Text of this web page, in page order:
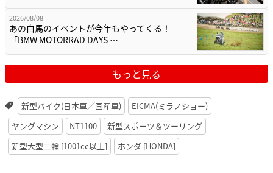
2026/08/08
あの白馬のイベントが今年もやってくる！
「BMW MOTORRAD DAYS …
もっと見る
新型バイク(日本車／国産車)
EICMA(ミラノショー)
ヤングマシン
NT1100
新型スポーツ＆ツーリング
新型大型二輪 [1001cc以上]
ホンダ [HONDA]